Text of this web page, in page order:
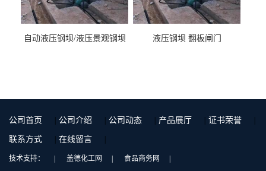
自动液压钢坝/液压景观钢坝 液压钢坝 翻板闸门
公司首页 公司介绍 公司动态 产品展厅 证书荣誉
联系方式 在线留言
技术支持： 盖德化工网 食品商务网